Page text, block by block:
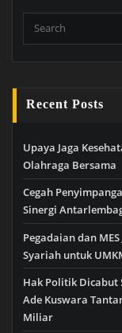
Recent Posts
Upaya Jaga
Olahraga Bersama
Cegah
Sinergi
Pegadaian dan
Syariah untuk
Hak Politik Dicabut
Ade Kuswara
Miliar